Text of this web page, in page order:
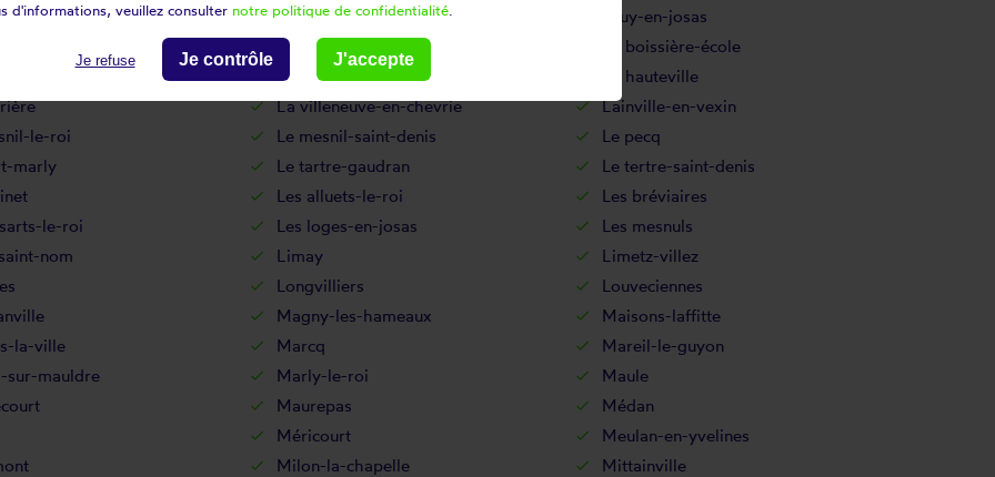
Jouars-pontchartrain
Jouy-en-josas
Juziers
La boissière-école
La falaise
La hauteville
La villeneuve-en-chevrie
Lainville-en-vexin
le-roi Le mesnil-saint-denis
Le pecq
marly Le tartre-gaudran
Le tertre-saint-denis
Les alluets-le-roi
Les bréviaires
le-roi Les loges-en-josas
Les mesnuls
nom Limay
Limetz-villez
Longvilliers
Louveciennes
Magny-les-hameaux
Maisons-laffitte
la-ville Marcq
Mareil-le-guyon
sur-mauldre Marly-le-roi
Maule
Maurepas
Médan
Méricourt
Meulan-en-yvelines
Milon-la-chapelle
Mittainville
d'informations, veuillez consulter notre politique de confidentialité
Je refuse Je contrôle J'accepte